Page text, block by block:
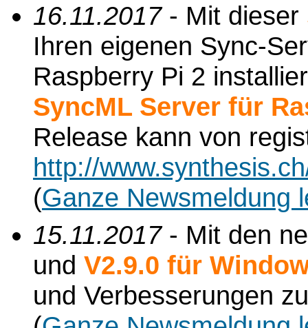
16.11.2017- Mit dieser
Ihren eigenen Sync-
Raspberry Pi 2
SyncML Server für
Release kann von
http://
(Ganze Newsmeldung
15.11.2017- Mit den
und V2.9.0 für
und Verbesserungen